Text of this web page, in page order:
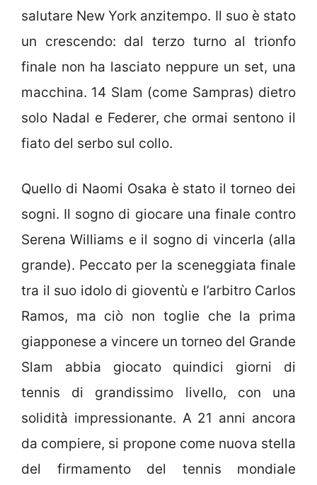
salutare New York anzitempo. Il suo è stato
un crescendo: dal terzo turno al trionfo
finale non ha lasciato neppure un set, una
macchina. 14 Slam (come Sampras) dietro
solo Nadal e Federer, che ormai sentono il
fiato del serbo sul collo.
Quello di Naomi Osaka è stato il torneo dei
sogni. Il sogno di giocare una finale contro
Serena Williams e il sogno di vincerla (alla
grande). Peccato per la sceneggiata finale
tra il suo idolo di gioventù e l’arbitro Carlos
Ramos, ma ciò non toglie che la prima
giapponese a vincere un torneo del Grande
Slam abbia giocato quindici giorni di
tennis di grandissimo livello, con una
solidità impressionante. A 21 anni ancora
da compiere, si propone come nuova stella
del firmamento del tennis mondiale